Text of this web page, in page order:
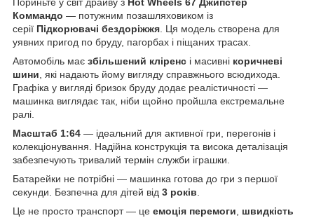
Коммандо — потужним позашляховиком із
серії Підкорювачі бездоріжжя . Ця модель створена для
уявних пригод по бруду, пагорбах і піщаних трасах.
Автомобіль має збільшений кліренс і масивні коричневі
шини , які надають йому вигляду справжнього всюдихода.
Графіка у вигляді бризок бруду додає реалістичності —
машинка виглядає так, ніби щойно пройшла екстремальне
ралі.
Масштаб 1:64 — ідеальний для активної гри, перегонів і
колекціонування. Надійна конструкція та висока деталізація
забезпечують тривалий термін служби іграшки.
Батарейки не потрібні — машинка готова до гри з першої
секунди. Безпечна для дітей від 3 років
Це не просто транспорт — це емоція перемоги
швидкість